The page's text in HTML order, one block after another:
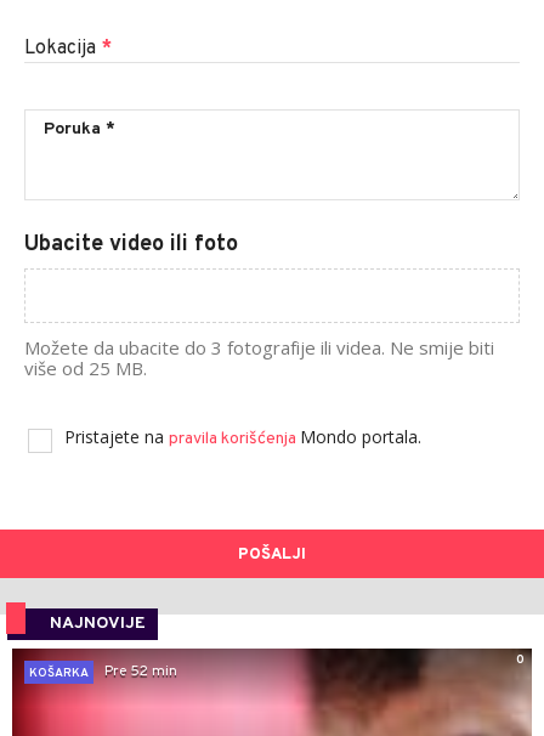
Lokacija *
Ubacite video ili foto
Možete da ubacite do 3 fotografije ili videa. Ne smije biti
više od 25 MB.
Pristajete na pravila korišćenja Mondo portala.
POŠALJI
NAJNOVIJE
0
KOŠARKA
Pre 52 min